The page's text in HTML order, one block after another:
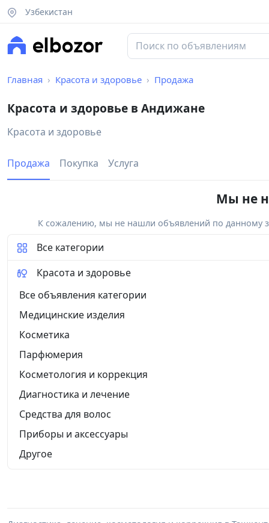
Узбекистан
Главная Красота и здоровье Продажа
Красота и здоровье в Андижане
Красота и здоровье
Продажа Покупка Услуга
Мы не
К сожалению, мы не нашли объявлений по данному
Все категории
Красота и здоровье
Все объявления категории
Медицинские изделия
Косметика
Парфюмерия
Косметология и коррекция
Диагностика и лечение
Средства для волос
Приборы и аксессуары
Другое